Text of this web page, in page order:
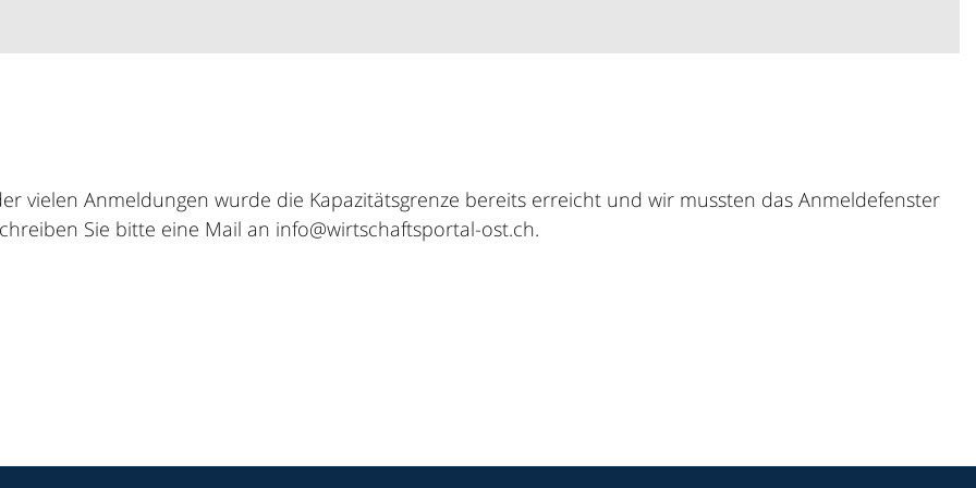
vielen Anmeldungen wurde die Kapazitätsgrenze bereits erreicht und wir mussten das Anmeldefenster
Sie bitte eine Mail an info@wirtschaftsportal-ost.ch.